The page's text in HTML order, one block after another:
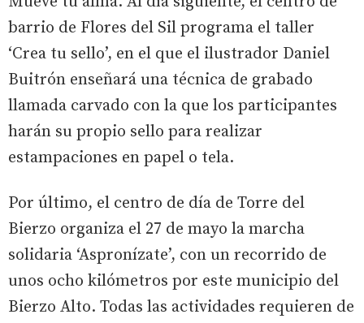
barrio de Flores del Sil programa el taller
‘Crea tu sello’, en el que el ilustrador Daniel
Buitrón enseñará una técnica de grabado
llamada carvado con la que los participantes
harán su propio sello para realizar
estampaciones en papel o tela.
Por último, el centro de día de Torre del
Bierzo organiza el 27 de mayo la marcha
solidaria ‘Aspronízate’, con un recorrido de
unos ocho kilómetros por este municipio del
Bierzo Alto. Todas las actividades requieren de